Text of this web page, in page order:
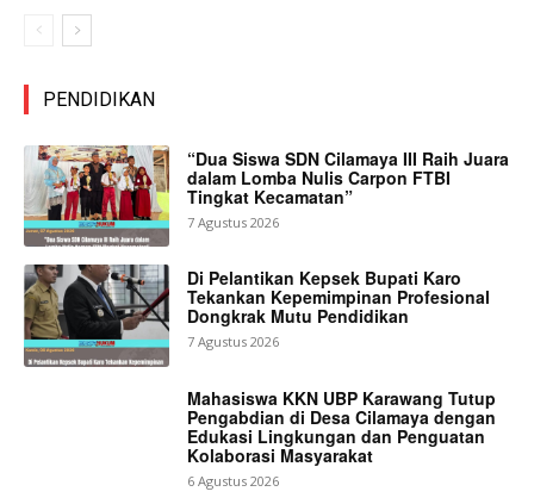
PENDIDIKAN
“Dua Siswa SDN Cilamaya III Raih Juara
dalam Lomba Nulis Carpon FTBI
Tingkat Kecamatan”
7 Agustus 2026
Di Pelantikan Kepsek Bupati Karo
Tekankan Kepemimpinan Profesional
Dongkrak Mutu Pendidikan
7 Agustus 2026
Mahasiswa KKN UBP Karawang Tutup
Pengabdian di Desa Cilamaya dengan
Edukasi Lingkungan dan Penguatan
Kolaborasi Masyarakat
6 Agustus 2026